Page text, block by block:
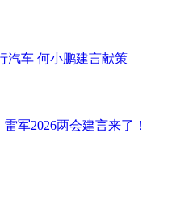
汽车 何小鹏建言献策
军2026两会建言来了！